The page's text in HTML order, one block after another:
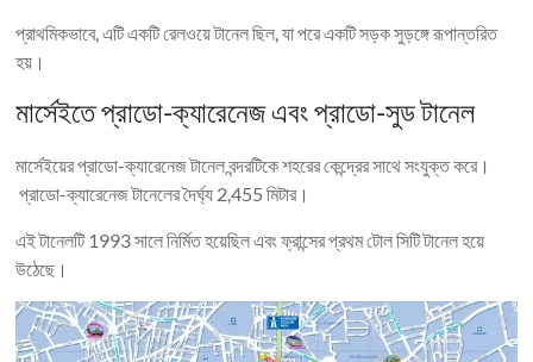
প্রাথমিকভাবে, এটি একটি রেলওয়ে টানেল ছিল, যা পরে একটি সড়ক সুড়ঙ্গে রূপান্তরিত
হয়।
মার্সেইতে প্রাডো-ক্যারেনেজ এবং প্রাডো-সুড টানেল
মার্সেইয়ের প্রাডো-ক্যারেনেজ টানেল বন্দরটিকে শহরের কেন্দ্রের সাথে সংযুক্ত করে।
প্রাডো-ক্যারেনেজ টানেলের দৈর্ঘ্য 2,455 মিটার।
এই টানেলটি 1993 সালে নির্মিত হয়েছিল এবং ফ্রান্সের প্রথম টোল সিটি টানেল হয়ে
উঠেছে।